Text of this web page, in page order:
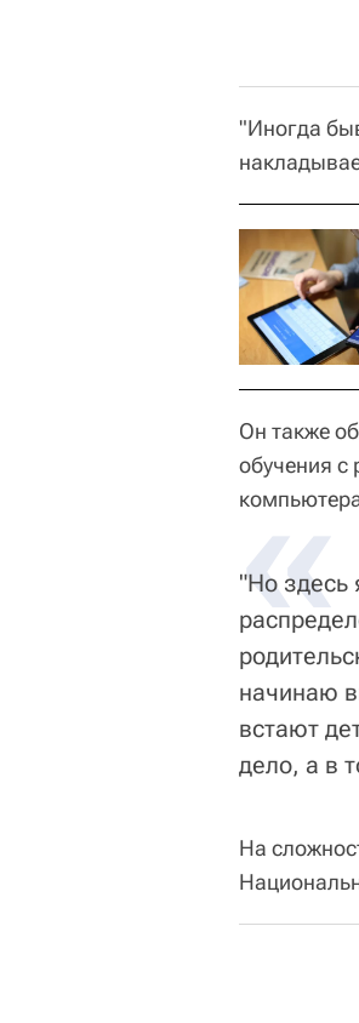
"Иногда
Он также
обучения с
«
"Но здесь
начинаю
встают
дело, а в
На